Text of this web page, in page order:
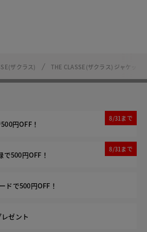
ザクラス) THE CLASSE(ザクラス) ジャケット
円OFF！
8/31まで
500円OFF！
8/31まで
ドで500円OFF！
ゼント